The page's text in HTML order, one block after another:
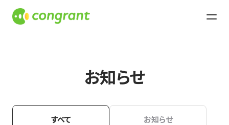
お知らせ
すべて お知らせ